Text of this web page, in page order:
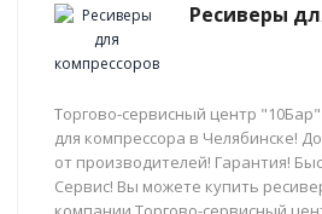
Ресиверы
Торгово-сервисный центр
для компрессора в Челябинске!
от производителей! Гарантия!
Сервис! Вы можете купить